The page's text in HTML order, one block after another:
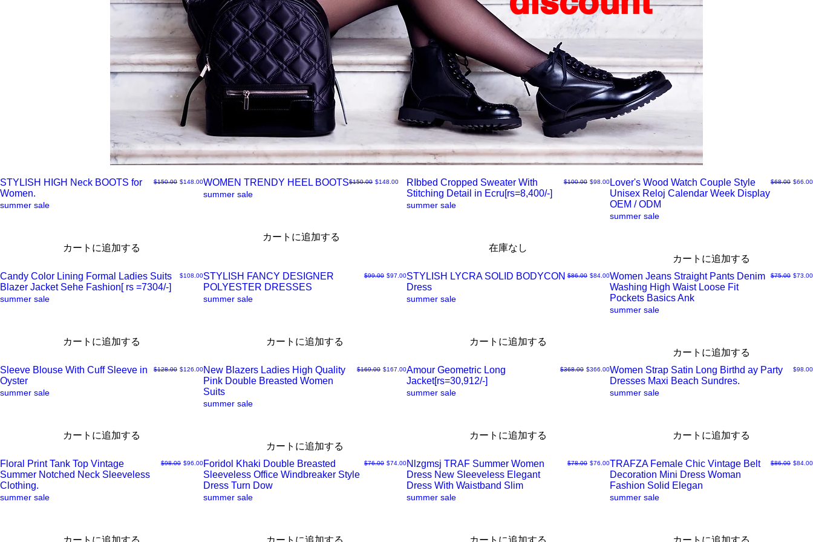
ク
ク
ー
STYLISH HIGH Neck BOOTS for
Women.
通常価格
$150.00 セール価格
$148.00
summer sale
カートに追加する
ク
ク
ー
WOMEN TRENDY HEEL BOOTS通常価格
$150.00 セール価格
$148.00
summer sale
カートに追加する
ク
ク
ー
RIbbed Cropped Sweater With
Stitching Detail in Ecru[rs=8,400/-]
通常価格
$100.00 セール価格
$98.00
summer sale
在庫なし
ク
ビ
ー
Lover's Wood Watch Couple Style
Unisex Reloj Calendar Week Display
OEM / ODM
通常価格
$68.00 セール
$66.00
summer sale
カートに追加する
ク
ク
ー
Candy Color Lining Formal Ladies Suits
Blazer Jacket Sehe Fashion[ rs =7304/-]
価格
$108.00
summer sale
カートに追加する
ク
ク
ビ
ー
STYLISH FANCY DESIGNER
POLYESTER DRESSES
通常価格
$99.00 セール価格
$97.00
summer sale
カートに追加する
ク
ク
ー
STYLISH LYCRA SOLID BODYCON
Dress
通常価格
$86.00 セール価格
$84.00
summer sale
カートに追加する
ク
ク
ー
Women Jeans Straight Pants Denim
Washing High Waist Loose Fit
Pockets Basics Ank
通常価格
$75.00 セール
$73.00
summer sale
カートに追加する
ク
ク
ビ
Sleeve Blouse With Cuff Sleeve in
Oyster
通常価格
$128.00 セール価格
$126.00
summer sale
カートに追加する
ク
ク
ビ
New Blazers Ladies High Quality
Pink Double Breasted Women
Suits
通常価格
$169.00 セール価格
$167.00
summer sale
カートに追加する
ク
ク
ビ
Amour Geometric Long
Jacket[rs=30,912/-]
通常価格
$368.00 セール価格
$366.00
summer sale
カートに追加する
ク
ク
ビ
Women Strap Satin Long Birthd ay Party
Dresses Maxi Beach Sundres.
価格
$98.00
summer sale
カートに追加する
ク
Floral Print Tank Top Vintage
Summer Notched Neck Sleeveless
Clothing.
通常価格
$98.00 セール価格
$96.00
summer sale
カートに追加する
ク
Foridol Khaki Double Breasted
Sleeveless Office Windbreaker Style
Dress Turn Dow
通常価格
$76.00 セール価格
$74.00
summer sale
カートに追加する
ク
Nlzgmsj TRAF Summer Women
Dress New Sleeveless Elegant
Dress With Waistband Slim
通常価格
$78.00 セール価格
$76.00
summer sale
カートに追加する
ク
TRAFZA Female Chic Vintage Belt
Decoration Mini Dress Woman
Fashion Solid Elegan
通常価格
$86.00 セール
$84.00
summer sale
カートに追加する